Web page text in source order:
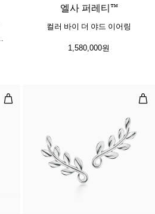
엘사 퍼레티™
컬러 바이 더 야드 이어링
1,580,000원
티파니 블루 더블 하트 태그 펜던트,
올